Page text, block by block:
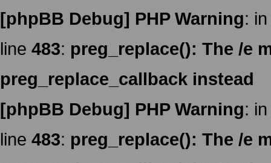
[phpBB Debug] PHP Warning:
line 483: preg_replace(): The /e
preg_replace_callback instead
[phpBB Debug] PHP Warning:
line 483: preg_replace(): The /e